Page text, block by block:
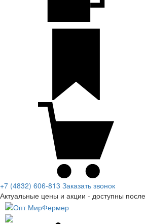
+7 (4832) 606-813 Заказать звонок
Актуальные цены и акции - доступны